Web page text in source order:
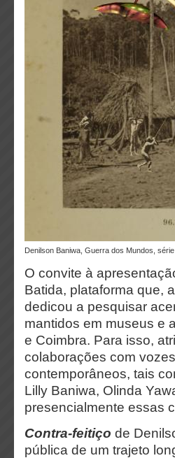
Denilson Baniwa, Guerra dos Mundos,
O convite à
Batida, plataforma que,
dedicou a pesquisar
mantidos em museus e
e Coimbra. Para isso,
colaborações com
contemporâneos, tais
Lilly Baniwa, Olinda
presencialmente essas
Contra-feitiço de
pública de um trajeto